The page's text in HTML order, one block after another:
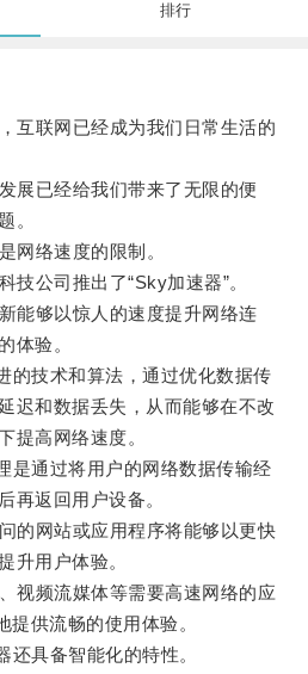
排行
联网已经成为我们日常生活的
已经给我们带来了无限的便
。
络速度的限制。
公司推出了“Sky加速器”。
够以惊人的速度提升网络连
体验。
技术和算法，通过优化数据传
迟和数据丢失，从而能够在不改
提高网络速度。
通过将用户的网络数据传输经
再返回用户设备。
网站或应用程序将能够以更快
升用户体验。
频流媒体等需要高速网络的应
供流畅的使用体验。
具备智能化的特性。